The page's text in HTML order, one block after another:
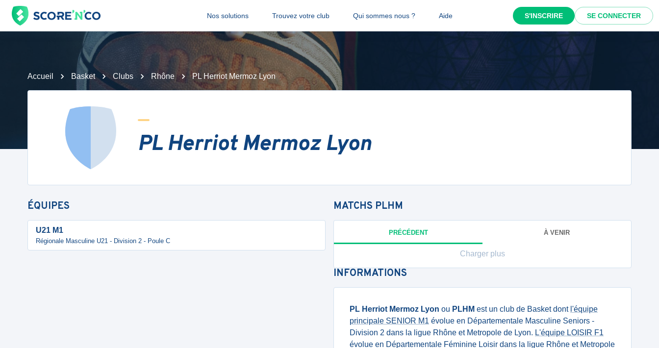
Nos solutions Trouvez votre club Qui sommes nous ? Aide S'INSCRIRE SE CONNECTER
Accueil Basket Clubs Rhône PL Herriot Mermoz Lyon
PL Herriot Mermoz Lyon
ÉQUIPES
U21 M1
Régionale Masculine U21 - Division 2 - Poule C
MATCHS PLHM
PRÉCÉDENT À VENIR
Charger plus
INFORMATIONS
PL Herriot Mermoz Lyon ou PLHM est un club de Basket dont l'équipe
principale SENIOR M1 évolue en Départementale Masculine Seniors -
Division 2 dans la ligue Rhône et Metropole de Lyon. L'équipe LOISIR F1
évolue en Départementale Féminine Loisir dans la ligue Rhône et Metropole